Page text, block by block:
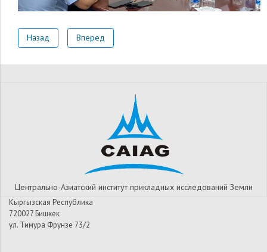
Назад Вперед
Центрально-Азиатский институт прикладных исследований Земли
Кыргызская Республика
720027 Бишкек
ул. Тимура Фрунзе 73/2